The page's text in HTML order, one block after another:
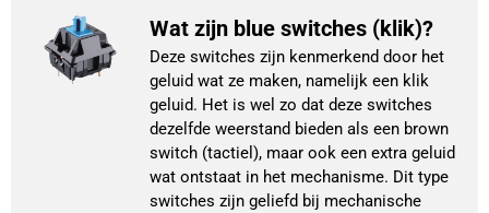
Wat zijn blue switches (klik)?
Deze switches zijn kenmerkend door het
geluid wat ze maken, namelijk een klik
geluid. Het is wel zo dat deze switches
dezelfde weerstand bieden als een brown
switch (tactiel), maar ook een extra geluid
wat ontstaat in het mechanisme. Dit type
switches zijn geliefd bij mechanische